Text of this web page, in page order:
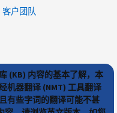
客户团队
(KB) 内容的基本了解，本
机器翻译 (NMT) 工具翻译
有些字词的翻译可能不甚